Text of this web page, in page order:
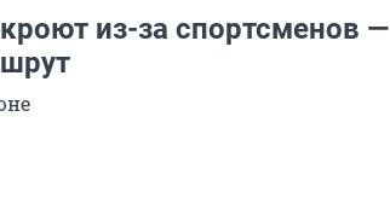
из-за спортсменов —